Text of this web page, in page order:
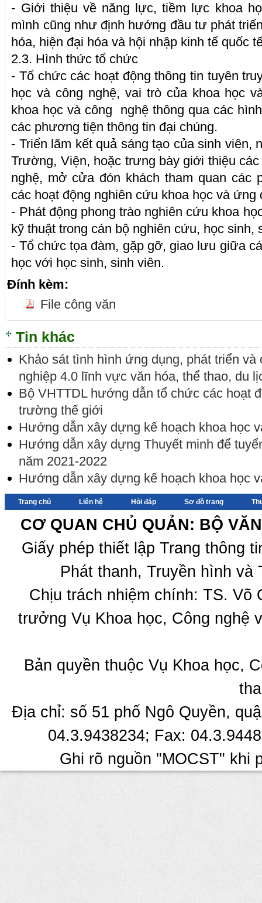
- Giới thiệu về năng lực, tiềm lực khoa
mình cũng như định hướng đầu tư phát
hóa, hiện đại hóa và hội nhập kinh tế quốc
2.3. Hình thức tổ chức
- Tổ chức các hoạt động thông tin tuyên
học và công nghệ, vai trò của khoa học
khoa học và công nghệ thông qua các
các phương tiện thông tin đại chúng.
- Triển lãm kết quả sáng tạo của sinh viên,
Trường, Viện, hoặc trưng bày giới thiệu
nghệ, mở cửa đón khách tham quan các
các hoạt động nghiên cứu khoa học và ứng
- Phát động phong trào nghiên cứu khoa
kỹ thuật trong cán bộ nghiên cứu, học sinh,
- Tổ chức tọa đàm, gặp gỡ, giao lưu giữa
học với học sinh, sinh viên.
Đính kèm:
File công văn
Tin khác
Khảo sát tình hình ứng dụng, phát triển và
nghiệp 4.0 lĩnh vực văn hóa, thể thao, du
Bộ VHTTDL hướng dẫn tổ chức các hoạt
trường thế giới
Hướng dẫn xây dựng kế hoạch khoa học
Hướng dẫn xây dựng Thuyết minh để
năm 2021-2022
Hướng dẫn xây dựng kế hoạch khoa học
Trang chủ Liên hệ Hỏi đáp Sơ đồ trang
CƠ QUAN CHỦ QUẢN: BỘ
Giấy phép thiết lập Trang thông
Phát thanh, Truyền hình
Chịu trách nhiệm chính: TS.
trưởng Vụ Khoa học, Công nghệ
Bản quyền thuộc Vụ Khoa học,
Địa chỉ: số 51 phố Ngô Quyền,
04.3.9438234; Fax:
Ghi rõ nguồn "MOCST" khi